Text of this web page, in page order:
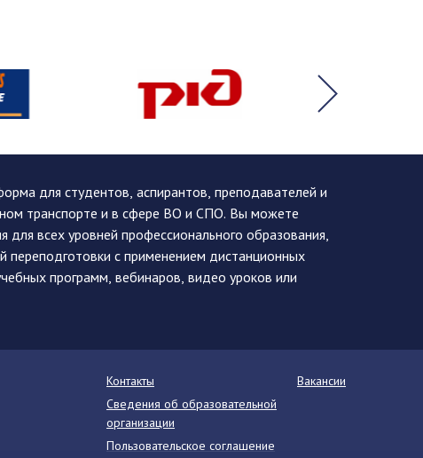
для студентов, аспирантов, преподавателей и
транспорте и в сфере ВО и СПО. Вы можете
всех уровней профессионального образования,
переподготовки с применением дистанционных
программ, вебинаров, видео уроков или
Контакты
Вакансии
Сведения об образовательной
организации
Пользовательское соглашение